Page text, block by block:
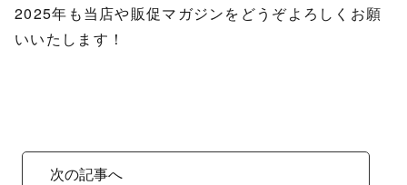
2025年も当店や販促マガジンをどうぞよろしくお願
いいたします！
次の記事へ